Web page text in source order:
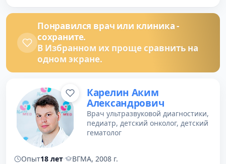
Понравился врач или клиника -
сохраните.
В Избранном их проще сравнить на
одном экране.
Карелин Аким
Александрович
Врач ультразвуковой диагностики,
педиатр, детский онколог, детский
гематолог
Опыт18 лет·
ВГМА, 2008 г.